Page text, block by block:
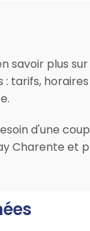
savoir plus
: tarifs,
d'une
Charente et